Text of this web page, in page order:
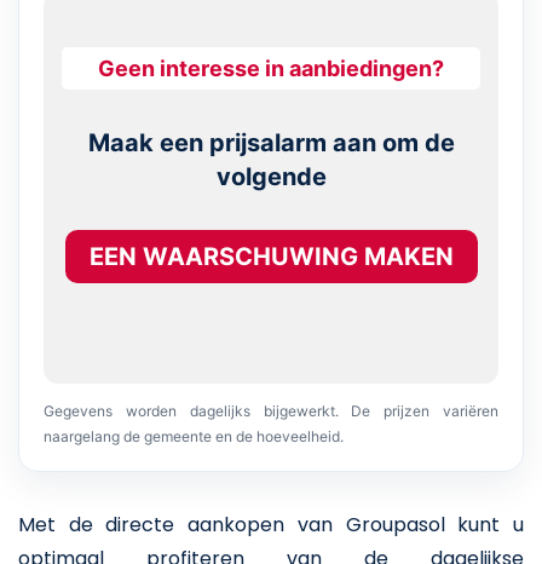
Geen interesse in aanbiedingen?
Maak een prijsalarm aan om de
volgende
EEN WAARSCHUWING MAKEN
Gegevens worden dagelijks bijgewerkt. De prijzen variëren
naargelang de gemeente en de hoeveelheid.
Met de directe aankopen van Groupasol kunt u
optimaal profiteren van de dagelijkse